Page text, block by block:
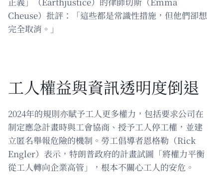
Cheuse）批評：「這些都是常識性措施，但他們卻想
完全取消。」
工人權益與資訊透明度倒退
2024年的規則亦賦予工人更多權力，包括要求公司在
制定應急計畫時與工會協商、授予工人停工權，並建
立匿名舉報危險的機制。勞工倡導者恩格勒（Rick
Engler）表示，特朗普政府的計畫試圖「將權力平衡
從工人轉向企業高管」，根本不關心工人的安危。